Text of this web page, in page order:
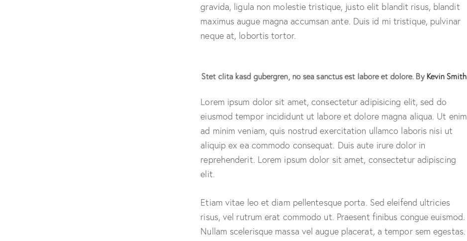
gravida, ligula non molestie tristique, justo elit blandit risus, blandit
maximus augue magna accumsan ante. Duis id mi tristique, pulvinar
neque at, lobortis tortor.
Stet clita kasd gubergren, no sea sanctus est labore et dolore. By Kevin Smith
Lorem ipsum dolor sit amet, consectetur adipisicing elit, sed do
eiusmod tempor incididunt ut labore et dolore magna aliqua. Ut enim
ad minim veniam, quis nostrud exercitation ullamco laboris nisi ut
aliquip ex ea commodo consequat. Duis aute irure dolor in
reprehenderit. Lorem ipsum dolor sit amet, consectetur adipiscing
elit.
Etiam vitae leo et diam pellentesque porta. Sed eleifend ultricies
risus, vel rutrum erat commodo ut. Praesent finibus congue euismod.
Nullam scelerisque massa vel augue placerat, a tempor sem egestas.